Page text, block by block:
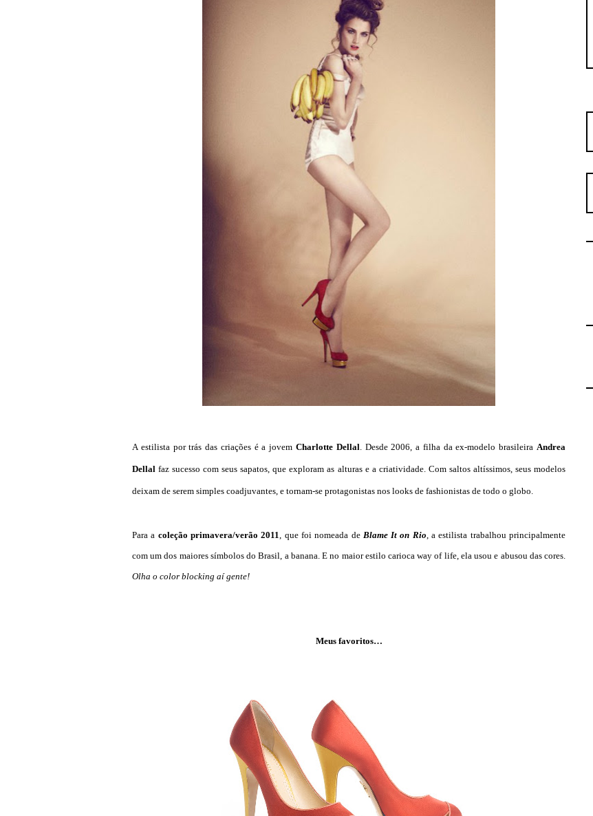
A estilista por trás das criações é a jovem Charlotte Dellal . Desde 2006, a filha da ex-modelo brasileira Andrea
Dellal faz sucesso com seus sapatos, que exploram as alturas e a criatividade. Com saltos altíssimos, seus modelos
deixam de serem simples coadjuvantes, e tornam-se protagonistas nos looks de fashionistas de todo o globo.
Para a coleção primavera/verão 2011 , que foi nomeada de Blame It on Rio , a estilista trabalhou principalmente
com um dos maiores símbolos do Brasil, a banana. E no maior estilo carioca way of life, ela usou e abusou das cores.
Olha o color blocking aí gente!
Meus favoritos…